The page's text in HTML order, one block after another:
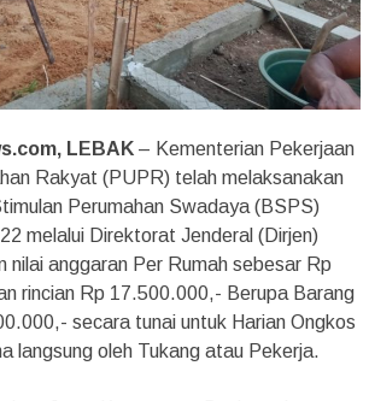
LEBAK – Kementerian Pekerjaan
Rakyat (PUPR) telah melaksanakan
Perumahan Swadaya (BSPS)
melalui Direktorat Jenderal (Dirjen)
nilai anggaran Per Rumah sebesar Rp
rincian Rp 17.500.000,- Berupa Barang
secara tunai untuk Harian Ongkos
langsung oleh Tukang atau Pekerja.